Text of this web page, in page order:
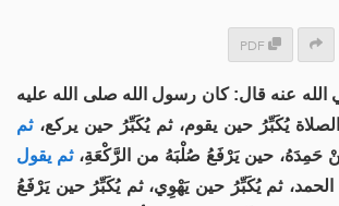
PDF
عنه قال: كان رسول الله صلى الله عليه
يُكَبِّرُ حين يقوم، ثم يُكَبِّرُ حين يركع، ثم
حَمِدَهُ، حين يَرْفَعُ صُلْبَهُ من الرَّكْعَةِ، ثم يقول
الحمد، ثم يُكَبِّرُ حين يَهْوِي، ثم يُكَبِّرُ حين يَرْفَعُ